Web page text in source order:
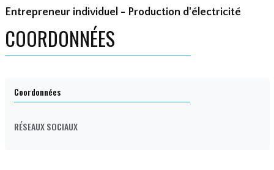
Z (SUARE
Entrepreneur individuel - Production d'électricité
COORDONNÉES
Coordonnées
RÉSEAUX SOCIAUX